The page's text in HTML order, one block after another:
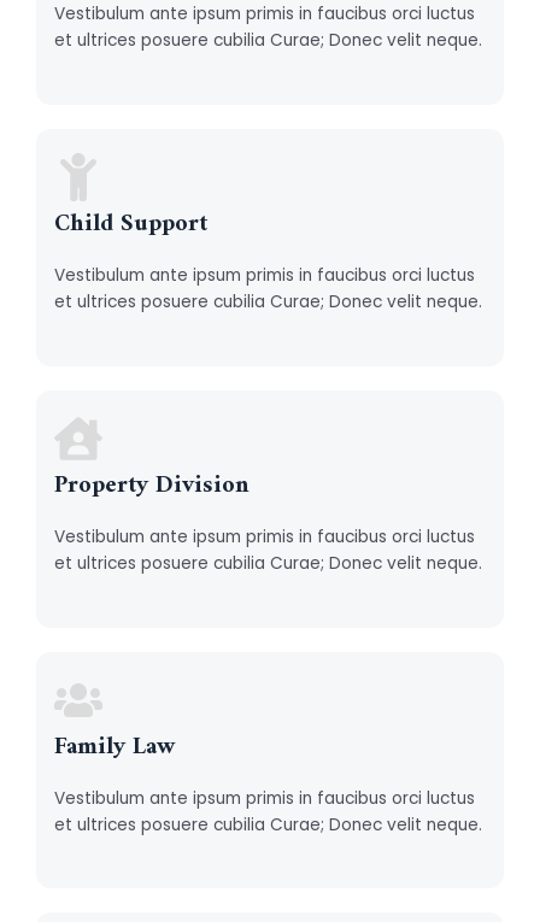
Vestibulum ante ipsum primis in faucibus orci luctus
et ultrices posuere cubilia Curae; Donec velit neque.
Child Support
Vestibulum ante ipsum primis in faucibus orci luctus
et ultrices posuere cubilia Curae; Donec velit neque.
Property Division
Vestibulum ante ipsum primis in faucibus orci luctus
et ultrices posuere cubilia Curae; Donec velit neque.
Family Law
Vestibulum ante ipsum primis in faucibus orci luctus
et ultrices posuere cubilia Curae; Donec velit neque.